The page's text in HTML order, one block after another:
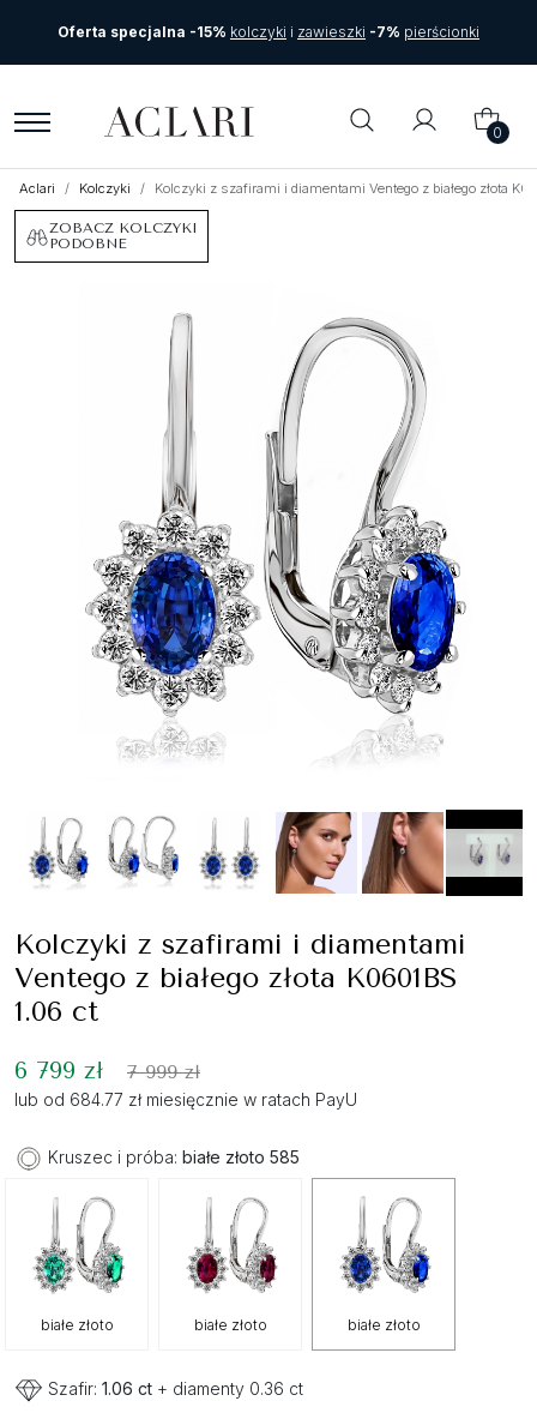
Oferta specjalna -15% kolczyki i zawieszki -7% pierścionki
0
Aclari Kolczyki Kolczyki z szafirami i diamentami Ventego z białego złota
ZOBACZ KOLCZYKI
PODOBNE
Kolczyki z szafirami i diamentami
Ventego z białego złota K0601BS
1.06 ct
6 799 zł 7 999 zł
lub od 684.77 zł miesięcznie w ratach PayU
Kruszec i próba: białe złoto 585
białe złoto białe złoto białe złoto
Szafir: 1.06 ct + diamenty 0.36 ct